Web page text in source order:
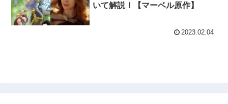
いて解説！【マーベル原作】
2023.02.04